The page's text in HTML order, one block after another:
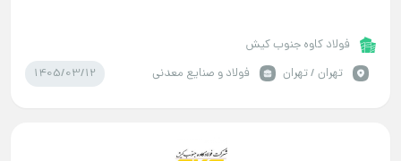
فولاد کاوه جنوب کیش
تهران / تهران
فولاد و صنایع معدنی 1405/03/12